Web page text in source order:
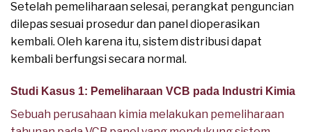
Setelah pemeliharaan selesai, perangkat penguncian
dilepas sesuai prosedur dan panel dioperasikan
kembali. Oleh karena itu, sistem distribusi dapat
kembali berfungsi secara normal.
Studi Kasus 1: Pemeliharaan VCB pada Industri Kimia
Sebuah perusahaan kimia melakukan pemeliharaan